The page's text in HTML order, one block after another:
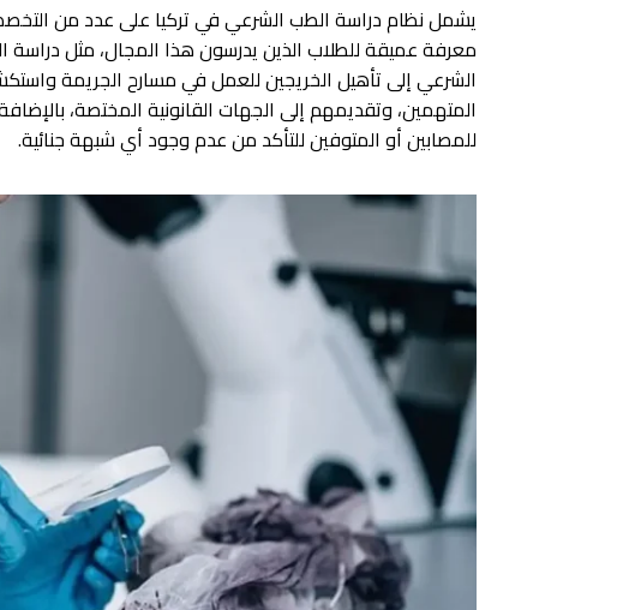
يشمل نظام دراسة الطب الشرعي في تركيا على عدد من
معرفة عميقة للطلاب الذين يدرسون هذا المجال، مثل دراسة
الشرعي إلى تأهيل الخريجين للعمل في مسارح الجريمة
المتهمين، وتقديمهم إلى الجهات القانونية المختصة،
للمصابين أو المتوفين للتأكد من عدم وجود أي شبهة جنائية.